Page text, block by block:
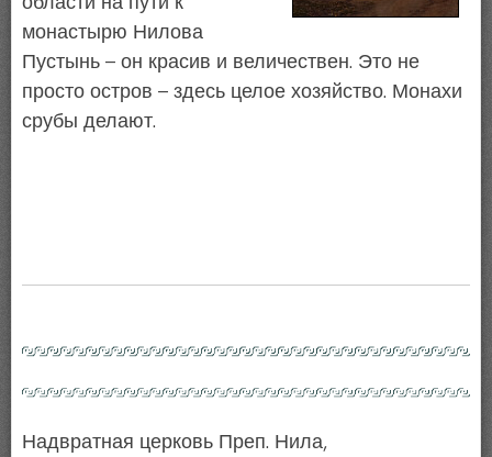
монастырю Нилова
Пустынь – он красив и величествен. Это не
просто остров – здесь целое хозяйство. Монахи
срубы делают.
Надвратная церковь Преп. Нила,